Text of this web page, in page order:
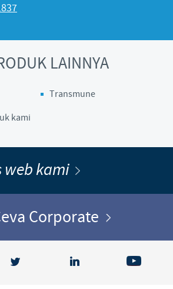
LAINNYA
Transmune
kami
web kami
Corporate